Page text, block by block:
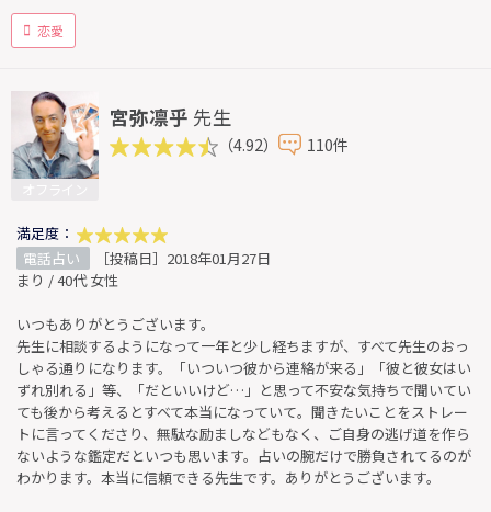
恋愛
宮弥凛乎 先生
（4.92） 110件
満足度：
電話占い
［投稿日］2018年01月27日
まり / 40代 女性
いつもありがとうございます。
先生に相談するようになって一年と少し経ちますが、すべて先生のおっ
しゃる通りになります。「いついつ彼から連絡が来る」「彼と彼女はい
ずれ別れる」等、「だといいけど…」と思って不安な気持ちで聞いてい
ても後から考えるとすべて本当になっていて。聞きたいことをストレー
トに言ってくださり、無駄な励ましなどもなく、ご自身の逃げ道を作ら
ないような鑑定だといつも思います。占いの腕だけで勝負されてるのが
わかります。本当に信頼できる先生です。ありがとうございます。